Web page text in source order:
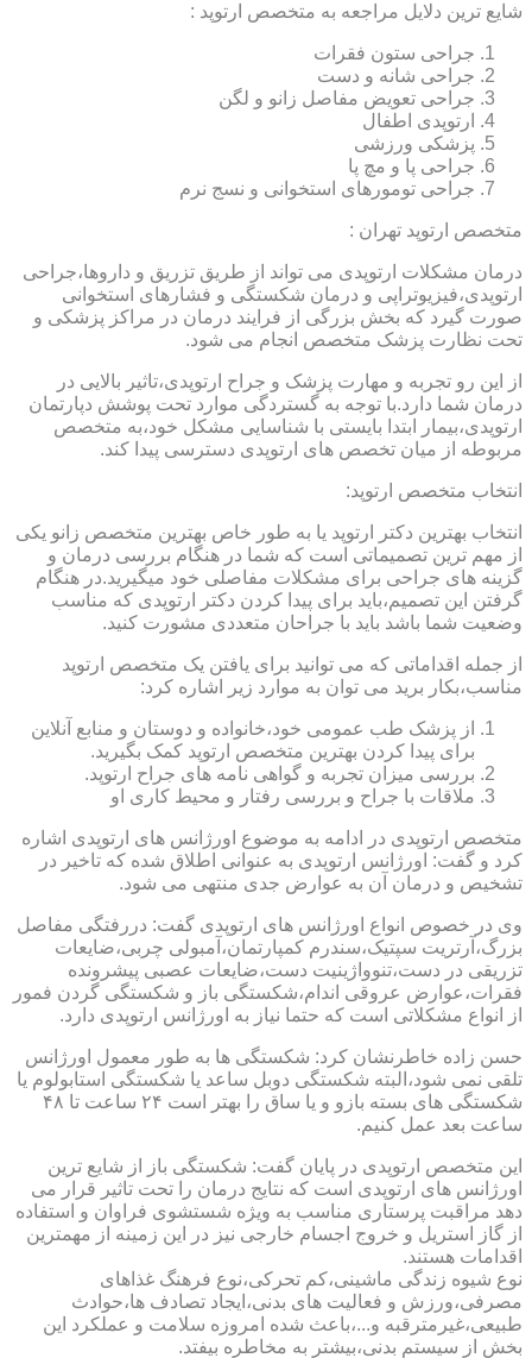
شایع ترین دلایل مراجعه به متخصص ارتوپد :
جراحی ستون فقرات
جراحی شانه و دست
جراحی تعویض مفاصل زانو و لگن
ارتوپدی اطفال
پزشکی ورزشی
جراحی پا و مچ پا
جراحی تومورهای استخوانی و نسج نرم
متخصص ارتوپد تهران :
درمان مشکلات ارتوپدی می تواند از طریق تزریق و داروها،جراحی
ارتوپدی،فیزیوتراپی و درمان شکستگی و فشارهای استخوانی
صورت گیرد که بخش بزرگی از فرایند درمان در مراکز پزشکی و
تحت نظارت پزشک متخصص انجام می شود.
از این رو تجربه و مهارت پزشک و جراح ارتوپدی،تاثیر بالایی در
درمان شما دارد.با توجه به گستردگی موارد تحت پوشش دپارتمان
ارتوپدی،بیمار ابتدا بایستی با شناسایی مشکل خود،به متخصص
مربوطه از میان تخصص های ارتوپدی دسترسی پیدا کند.
انتخاب متخصص ارتوپد:
انتخاب بهترین دکتر ارتوپد یا به طور خاص بهترین متخصص زانو یکی
از مهم ترین تصمیماتی است که شما در هنگام بررسی درمان و
گزینه های جراحی برای مشکلات مفاصلی خود میگیرید.در هنگام
گرفتن این تصمیم،باید برای پیدا کردن دکتر ارتوپدی که مناسب
وضعیت شما باشد باید با جراحان متعددی مشورت کنید.
از جمله اقداماتی که می توانید برای یافتن یک متخصص ارتوپد
مناسب،بکار برید می توان به موارد زیر اشاره کرد:
از پزشک طب عمومی خود،خانواده و دوستان و منابع آنلاین
برای پیدا کردن بهترین متخصص ارتوپد کمک بگیرید.
بررسی میزان تجربه و گواهی نامه های جراح ارتوپد.
ملاقات با جراح و بررسی رفتار و محیط کاری او
متخصص ارتوپدی در ادامه به موضوع اورژانس های ارتوپدی اشاره
کرد و گفت: اورژانس ارتوپدی به عنوانی اطلاق شده که تاخیر در
تشخیص و درمان آن به عوارض جدی منتهی می شود.
وی در خصوص انواع اورژانس های ارتوپدی گفت: دررفتگی مفاصل
بزرگ،آرتریت سپتیک،سندرم کمپارتمان،آمبولی چربی،ضایعات
تزریقی در دست،تنوواژینیت دست،ضایعات عصبی پیشرونده
فقرات،عوارض عروقی اندام،شکستگی باز و شکستگی گردن فمور
از انواع مشکلاتی است که حتما نیاز به اورژانس ارتوپدی دارد.
حسن زاده خاطرنشان کرد: شکستگی ها به طور معمول اورژانس
تلقی نمی شود،البته شکستگی دوبل ساعد یا شکستگی استابولوم یا
شکستگی های بسته بازو و یا ساق را بهتر است ۲۴ ساعت تا ۴۸
ساعت بعد عمل کنیم.
این متخصص ارتوپدی در پایان گفت: شکستگی باز از شایع ترین
اورژانس های ارتوپدی است که نتایج درمان را تحت تاثیر قرار می
دهد مراقبت پرستاری مناسب به ویژه شستشوی فراوان و استفاده
از گاز استریل و خروج اجسام خارجی نیز در این زمینه از مهمترین
اقدامات هستند.
نوع شیوه زندگی ماشینی،کم تحرکی،نوع فرهنگ غذاهای
مصرفی،ورزش و فعالیت های بدنی،ایجاد تصادف ها،حوادث
طبیعی،غیرمترقبه و...،باعث شده امروزه سلامت و عملکرد این
بخش از سیستم بدنی،بیشتر به مخاطره بیفتد.